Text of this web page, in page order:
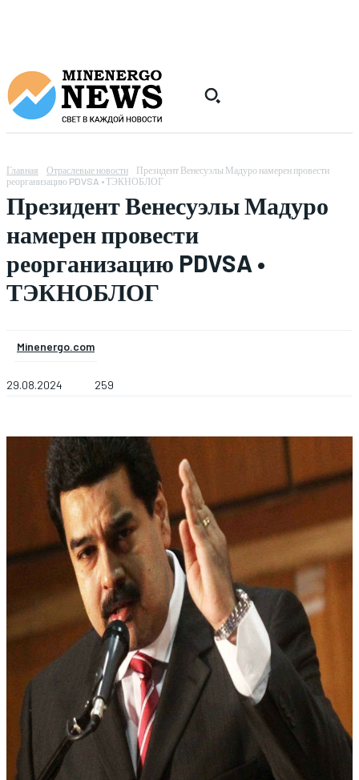
Главная Отраслевые новости
Президент Венесуэлы Мадуро намерен провести
реорганизацию PDVSA • ТЭКНОБЛОГ
Президент Венесуэлы Мадуро
намерен провести
реорганизацию PDVSA •
ТЭКНОБЛОГ
Minenergo.com
29.08.2024 259